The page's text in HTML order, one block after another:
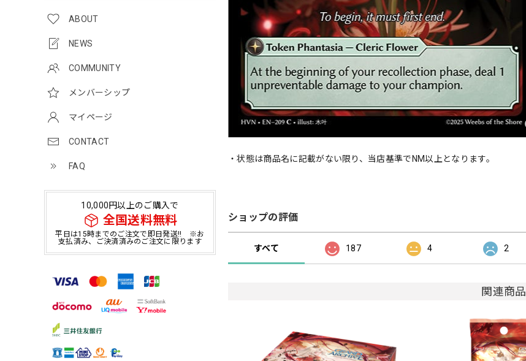
ABOUT
NEWS
COMMUNITY
メンバーシップ
マイページ
CONTACT
FAQ
10,000円以上のご購入で
全国送料無料
平日は15時までのご注文で即日発送!! ※お
支払済み、ご決済済みのご注文に限ります
・状態は商品名に記載がない限り、当店基準でNM以上となります。
ショップの評価
すべて 187 4 2
関連商品